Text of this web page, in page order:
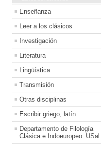
Enseñanza
Leer a los clásicos
Investigación
Literatura
Lingüística
Transmisión
Otras disciplinas
Escribir griego, latín
Departamento de Filología
Clásica e Indoeuropeo. USal